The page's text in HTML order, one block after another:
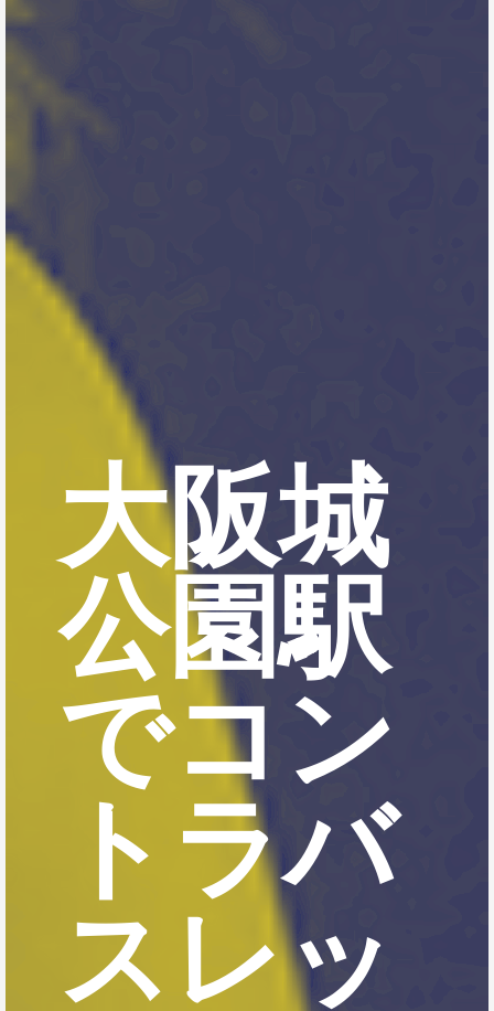
大阪城
公園駅
でコン
トラバ
スレッ